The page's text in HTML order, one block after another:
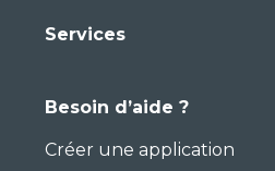
Services
Besoin d’aide ?
Créer une application